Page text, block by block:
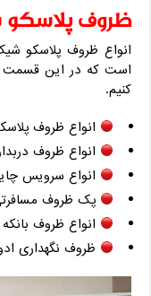
ظروف
انواع ظروف پلاسکو
است که در این قسمت
کنیم.
انواع ظروف
انواع ظروف
انواع سرویس
پک ظروف
انواع ظروف
ظروف نگهداری